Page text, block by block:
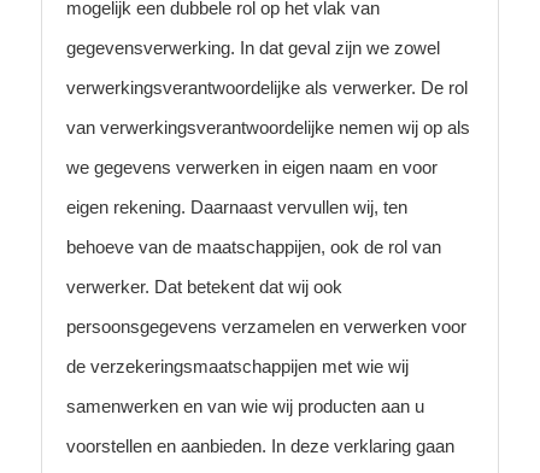
mogelijk een dubbele rol op het vlak van
gegevensverwerking. In dat geval zijn we zowel
verwerkingsverantwoordelijke als verwerker. De rol
van verwerkingsverantwoordelijke nemen wij op als
we gegevens verwerken in eigen naam en voor
eigen rekening. Daarnaast vervullen wij, ten
behoeve van de maatschappijen, ook de rol van
verwerker. Dat betekent dat wij ook
persoonsgegevens verzamelen en verwerken voor
de verzekeringsmaatschappijen met wie wij
samenwerken en van wie wij producten aan u
voorstellen en aanbieden. In deze verklaring gaan